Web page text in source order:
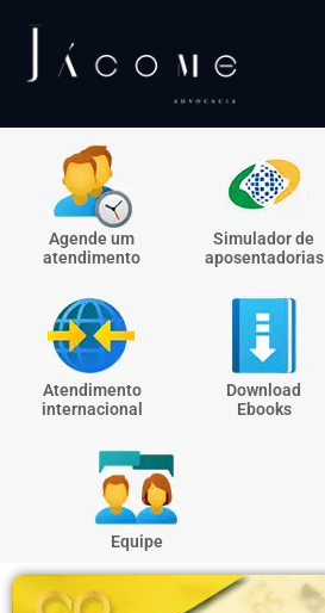
Agende um
atendimento
Simulador de
aposentadorias
Atendimento
internacional
Download
Ebooks
Equipe